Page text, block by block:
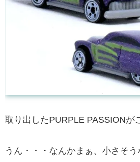
取り出したPURPLE PASSIONが
うん・・・なんかまぁ、小さそう